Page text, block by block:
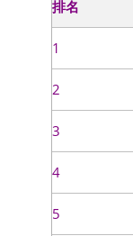
排名
1
2
3
4
5